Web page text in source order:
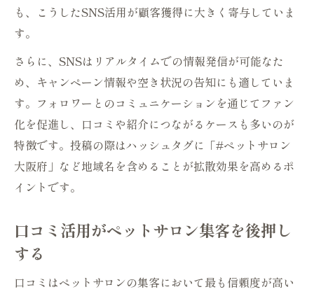
も、こうしたSNS活用が顧客獲得に大きく寄与していま
す。
さらに、SNSはリアルタイムでの情報発信が可能なた
め、キャンペーン情報や空き状況の告知にも適していま
す。フォロワーとのコミュニケーションを通じてファン
化を促進し、口コミや紹介につながるケースも多いのが
特徴です。投稿の際はハッシュタグに「#ペットサロン
大阪府」など地域名を含めることが拡散効果を高めるポ
イントです。
口コミ活用がペットサロン集客を後押し
する
口コミはペットサロンの集客において最も信頼度が高い